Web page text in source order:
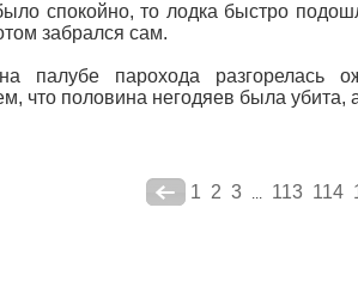
спокойно, то лодка быстро
забрался сам.
палубе парохода разгорелась
что половина негодяев была
1 2 3 ... 113 114